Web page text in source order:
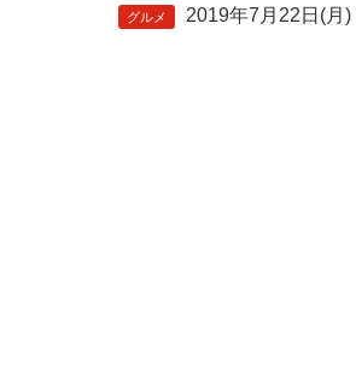
グルメ 2019年7月22日(月)